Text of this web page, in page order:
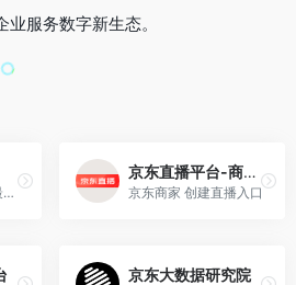
服务数字新生态。
上京东排行榜，看最热销商品，最优惠活动，最高人气店铺。
京东直播平台-商家入口
京东商家 创建直播入口
京东大数据研究院